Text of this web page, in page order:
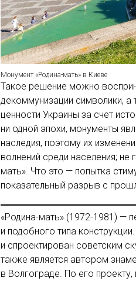
Монумент «Родина-мать» в Киеве
Такое решение можно
декоммунизации символики,
ценности Украины за счет
ни одной эпохи, монументы
наследия, поэтому их
волнений среди населения;
мать». Что это — попытка
показательный разрыв с
«Родина-мать» (1972-1981) —
и подобного типа
и спроектирован советским
также является автором
в Волгограде. По его